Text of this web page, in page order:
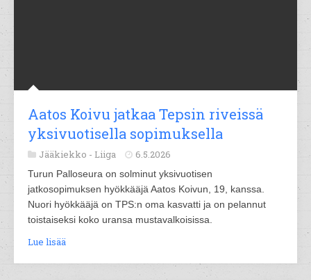
Aatos Koivu jatkaa Tepsin riveissä
yksivuotisella sopimuksella
Jääkiekko - Liiga 6.5.2026
Turun Palloseura on solminut yksivuotisen
jatkosopimuksen hyökkääjä Aatos Koivun, 19, kanssa.
Nuori hyökkääjä on TPS:n oma kasvatti ja on pelannut
toistaiseksi koko uransa mustavalkoisissa.
Lue lisää